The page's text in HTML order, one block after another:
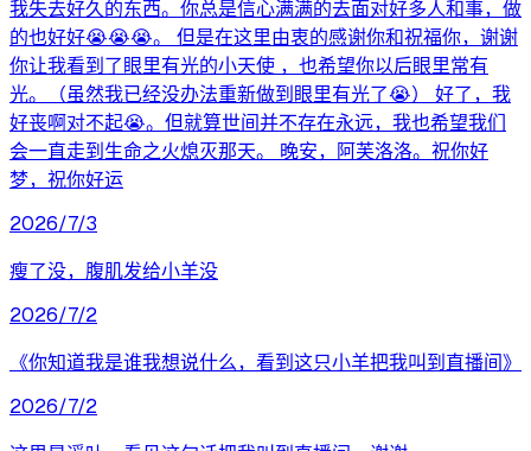
我失去好久的东西。你总是信心满满的去面对好多人和事，做
的也好好😭😭😭。 但是在这里由衷的感谢你和祝福你，谢谢
你让我看到了眼里有光的小天使 ，也希望你以后眼里常有
光。（虽然我已经没办法重新做到眼里有光了😭） 好了，我
好丧啊对不起😭。但就算世间并不存在永远，我也希望我们
会一直走到生命之火熄灭那天。 晚安，阿芙洛洛。祝你好
梦，祝你好运
2026/7/3
瘦了没，腹肌发给小羊没
2026/7/2
《你知道我是谁我想说什么，看到这只小羊把我叫到直播间》
2026/7/2